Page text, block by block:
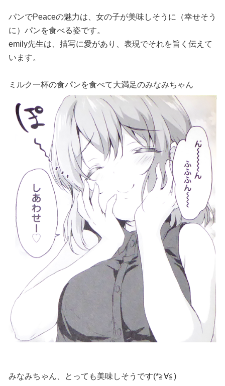
パンでPeaceの魅力は、女の子が美味しそうに（幸せそう
に）パンを食べる姿です。
emily先生は、描写に愛があり、表現でそれを旨く伝えて
います。
ミルク一杯の食パンを食べて大満足のみなみちゃん
みなみちゃん、とっても美味しそうです(*≧∀≦)ゞ